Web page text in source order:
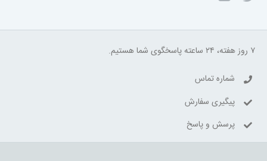
۷ روز هفته، ۲۴ ساعته پاسخگوی شما هستیم.
شماره تماس
پیگیری سفارش
پرسش و پاسخ